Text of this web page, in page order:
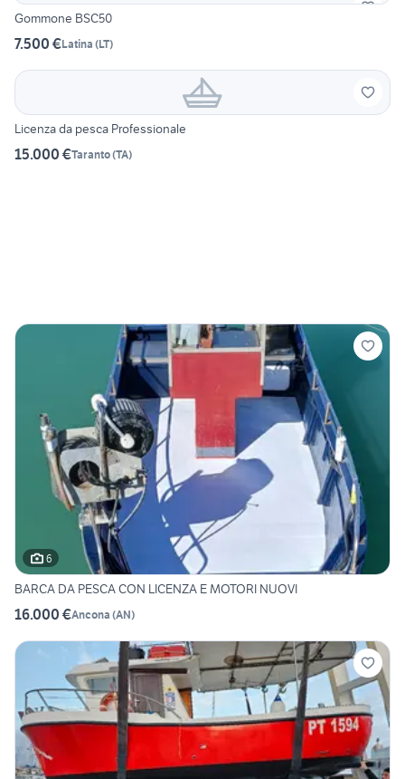
Gommone BSC50
7.500 €Latina (LT)
Licenza da pesca Professionale
15.000 €Taranto(TA)
6
BARCA DA PESCA CON LICENZA E MOTORI NUOVI
16.000 €Ancona (AN)